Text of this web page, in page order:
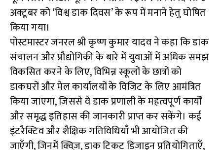
अक्टूबर को ‘विश्व डाक दिवस’ के रूप में मनाने हेतु घोषित
किया गया।
पोस्टमास्टर जनरल श्री कृष्ण कुमार यादव ने कहा कि डाक
संचालन और प्रौद्योगिकी के बारे में युवाओं में अधिक समझ
विकसित करने के लिए, विभिन्न स्कूलों के छात्रों को
डाकघरों और मेल कार्यालयों के विजिट के लिए आमंत्रित
किया जाएगा, जिससे वे डाक प्रणाली के महत्वपूर्ण कार्यों
और समृद्ध इतिहास की जानकारी प्राप्त कर सकेंगे। कई
इंटरैक्टिव और शैक्षिक गतिविधियाँ भी आयोजित की
जाएँगी, जिनमें क्विज़, डाक टिकट डिजाइन प्रतियोगिताएँ,